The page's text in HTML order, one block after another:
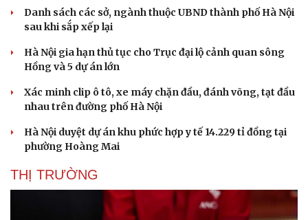
Doanh nghiệp
Thông tin doanh nghiệp
Doanh nghiệp 24h
Trải nghiệm
Chuyển đổi số
Danh sách các sở, ngành thuộc UBND thành phố Hà Nội
sau khi sắp xếp lại
Hà Nội gia hạn thủ tục cho Trục đại lộ cảnh quan sông
Hồng và 5 dự án lớn
Xác minh clip ô tô, xe máy chặn đầu, đánh võng, tạt đầu
nhau trên đường phố Hà Nội
Hà Nội duyệt dự án khu phức hợp y tế 14.229 tỉ đồng tại
phường Hoàng Mai
THỊ TRƯỜNG